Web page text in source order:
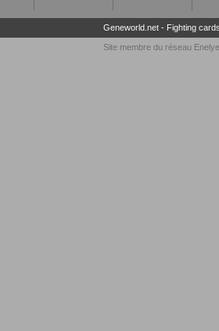
Geneworld.net- Fighting
Site membre du réseau Enelye